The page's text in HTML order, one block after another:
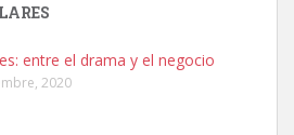
CON MICROCHIP PERDIDO HOY
| 6.7.2025
entre el drama y el negocio
2020